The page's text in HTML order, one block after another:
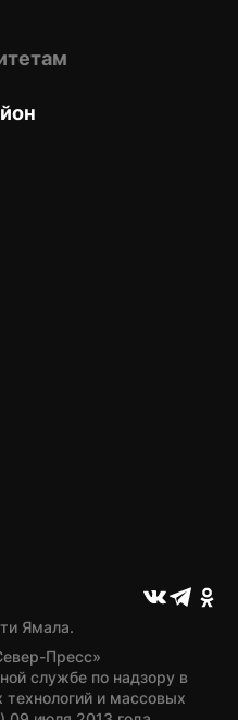
Ямала.
Пресс»
службе по надзору в
и массовых